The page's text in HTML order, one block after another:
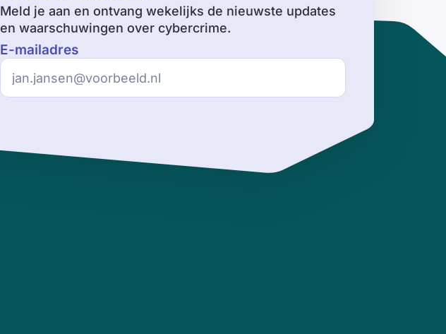
Meld je aan en ontvang wekelijks de nieuwste updates
en waarschuwingen over cybercrime.
E-mailadres